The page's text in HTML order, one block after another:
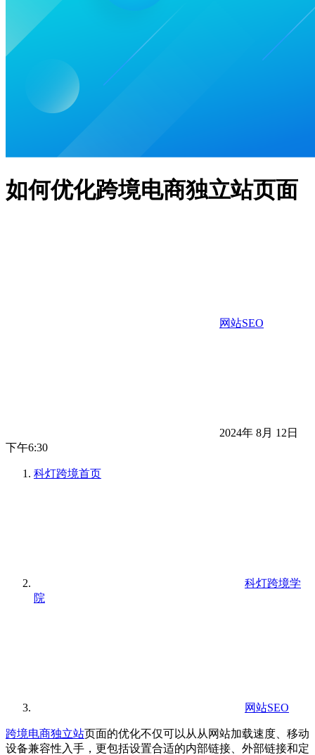
如何优化跨境电商独立站页面
网站SEO
2024年 8月 12日
下午6:30
科灯跨境首页
科灯跨境学
院
网站SEO
跨境电商独立站页面的优化不仅可以从从网站加载速度、移动
设备兼容性入手，更包括设置合适的内部链接、外部链接和定